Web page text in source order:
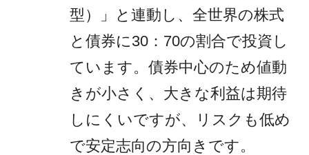
型）」と連動し、全世界の株式
と債券に30：70の割合で投資し
ています。債券中心のため値動
きが小さく、大きな利益は期待
しにくいですが、リスクも低め
で安定志向の方向きです。